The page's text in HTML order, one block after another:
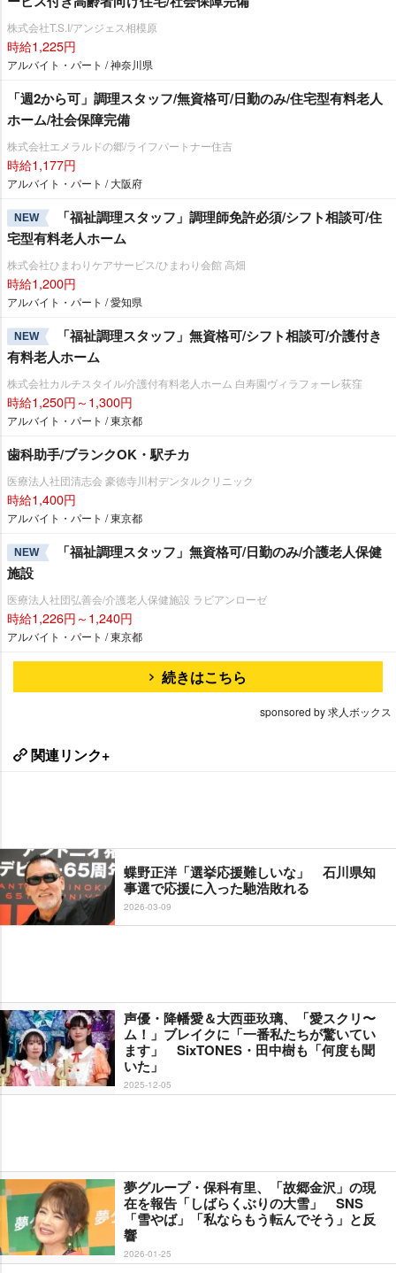
株式会社T.S.I/アンジェス相模原
時給1,225円
アルバイト・パート / 神奈川県
「週2から可」調理スタッフ/無資格可/日勤のみ/住宅型有料老人
ホーム/社会保障完備
株式会社エメラルドの郷/ライフパートナー住吉
時給1,177円
アルバイト・パート / 大阪府
NEW
「福祉調理スタッフ」調理師免許必須/シフト相談可/住
宅型有料老人ホーム
株式会社ひまわりケアサービス/ひまわり会館 高畑
時給1,200円
アルバイト・パート / 愛知県
NEW
「福祉調理スタッフ」無資格可/シフト相談可/介護付き
有料老人ホーム
株式会社カルチスタイル/介護付有料老人ホーム 白寿園ヴィラフォーレ荻窪
時給1,250円～1,300円
アルバイト・パート / 東京都
歯科助手/ブランクOK・駅チカ
医療法人社団清志会 豪徳寺川村デンタルクリニック
時給1,400円
アルバイト・パート / 東京都
NEW
「福祉調理スタッフ」無資格可/日勤のみ/介護老人保健
施設
医療法人社団弘善会/介護老人保健施設 ラビアンローゼ
時給1,226円～1,240円
アルバイト・パート / 東京都
続きはこちら
sponsored by 求人ボックス
関連リンク+
蝶野正洋「選挙応援難しいな」 石川県知
事選で応援に入った馳浩敗れる
2026-03-09
声優・降幡愛＆大西亜玖璃、「愛スクリ〜
ム！」ブレイクに「一番私たちが驚いてい
ます」 SixTONES・田中樹も「何度も聞
いた」
2025-12-05
夢グループ・保科有里、「故郷金沢」の現
在を報告「しばらくぶりの大雪」 SNS
「雪やば」「私ならもう転んでそう」と反
響
2026-01-25